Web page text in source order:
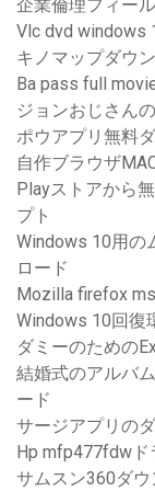
企業倫理フィー
Vlc dvd windows
キノマップダウ
Ba pass full
ジョンおじさん
ポウアプリ無料
自作ブラウザ
Playストアから
プト
Windows 10用の
ロード
Mozilla firefox
Windows 10回復
ダミーのための
結婚式のアルバ
ード
サージアプリの
Hp mfp477fdwド
サムスン360ダ